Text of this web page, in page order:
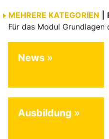
MEHRERE KATEGORIEN
News
Ausbildung